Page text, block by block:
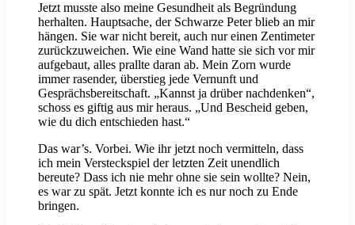
Jetzt musste also meine Gesundheit als Begründung
herhalten. Hauptsache, der Schwarze Peter blieb an mir
hängen. Sie war nicht bereit, auch nur einen Zentimeter
zurückzuweichen. Wie eine Wand hatte sie sich vor mir
aufgebaut, alles prallte daran ab. Mein Zorn wurde
immer rasender, überstieg jede Vernunft und
Gesprächsbereitschaft. „Kannst ja drüber nachdenken“,
schoss es giftig aus mir heraus. „Und Bescheid geben,
wie du dich entschieden hast.“
Das war’s. Vorbei. Wie ihr jetzt noch vermitteln, dass
ich mein Versteckspiel der letzten Zeit unendlich
bereute? Dass ich nie mehr ohne sie sein wollte? Nein,
es war zu spät. Jetzt konnte ich es nur noch zu Ende
bringen.